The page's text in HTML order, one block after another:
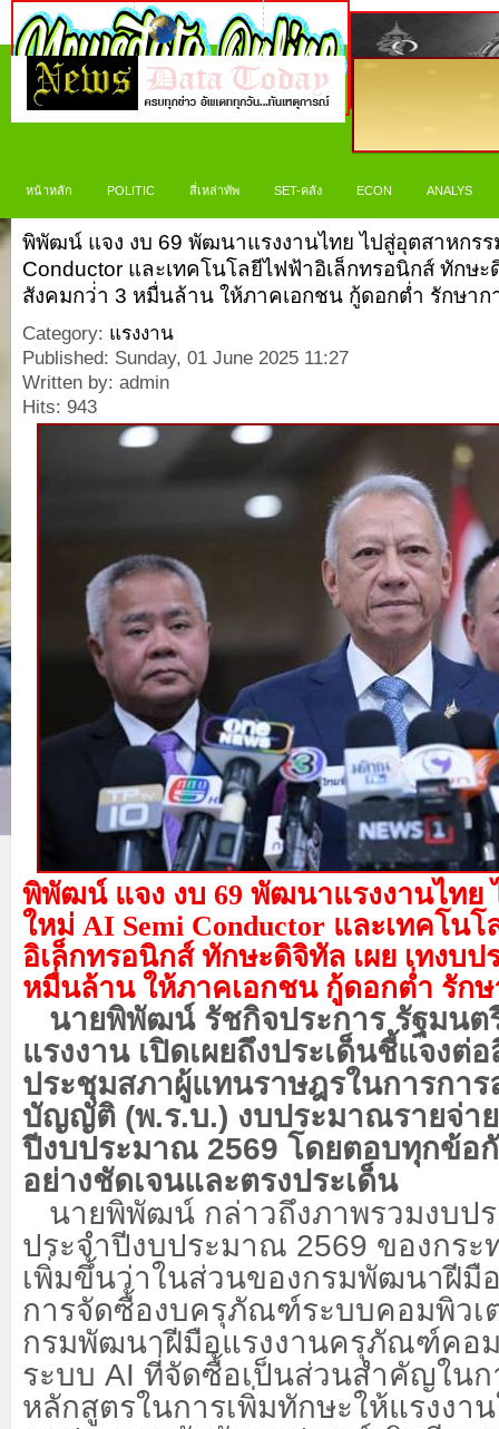
หน้าหลัก POLITIC สี่เหล่าทัพ SET-คลัง ECON ANALYS
พิพัฒน์ แจง งบ 69 พัฒนาแรงงานไทย ไปสู่อุตสาหกรร
Conductor และเทคโนโลยีไฟฟ้าอิเล็กทรอนิกส์ ทักษะ
สังคมกว่่า 3 หมื่นล้าน ให้ภาคเอกชน กู้ดอกต่ำ รักษาก
Category: แรงงาน
Published: Sunday, 01 June 2025 11:27
Written by: admin
Hits: 943
พิพัฒน์ แจง งบ 69 พัฒนาแรงงานไทย
ใหม่ AI Semi Conductor และเทคโน
อิเล็กทรอนิกส์ ทักษะดิจิทัล เผย เทงบ
หมื่นล้าน ให้ภาคเอกชน กู้ดอกต่ำ รักษ
นายพิพัฒน์ รัชกิจประการ รัฐมนต
แรงงาน เปิดเผยถึงประเด็นชี้แจงต่
ประชุมสภาผู้แทนราษฎรในการการ
บัญญัติ (พ.ร.บ.) งบประมาณรายจ่า
ปีงบประมาณ 2569 โดยตอบทุกข้อ
อย่างชัดเจนและตรงประเด็น
นายพิพัฒน์ กล่าวถึงภาพรวมงบป
ประจำปีงบประมาณ 2569 ของกระ
เพิ่มขึ้นว่าในส่วนของกรมพัฒนาฝีมื
การจัดซื้องบครุภัณฑ์ระบบคอมพิวเ
กรมพัฒนาฝีมือแรงงานครุภัณฑ์คอม
ระบบ AI ที่จัดซื้อเป็นส่วนสำคัญใน
หลักสูตรในการเพิ่มทักษะให้แรงงา